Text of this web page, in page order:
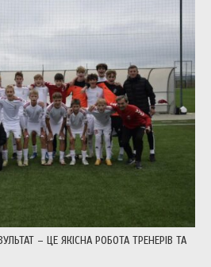
– ЦЕ ЯКІСНА РОБОТА ТРЕНЕРІВ ТА